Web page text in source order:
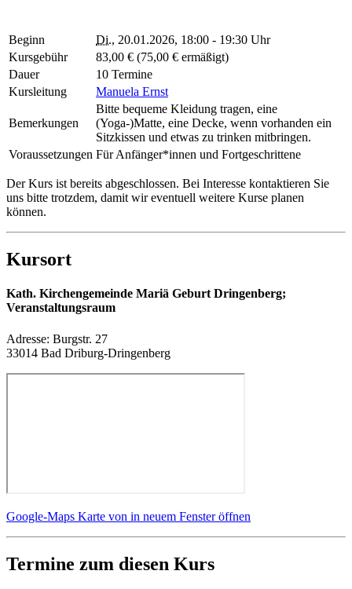
Beginn Di., 20.01.2026, 18:00 - 19:30 Uhr
Kursgebühr
83,00 € (75,00 € ermäßigt)
Dauer
10 Termine
Kursleitung
Manuela Ernst
Bemerkungen
Bitte bequeme Kleidung tragen, eine
(Yoga-)Matte, eine Decke, wenn vorhanden ein
Sitzkissen und etwas zu trinken mitbringen.
Voraussetzungen Für Anfänger*innen und Fortgeschrittene
Der Kurs ist bereits abgeschlossen. Bei Interesse kontaktieren Sie
uns bitte trotzdem, damit wir eventuell weitere Kurse planen
können.
Kursort
Kath. Kirchengemeinde Mariä Geburt Dringenberg;
Veranstaltungsraum
Adresse: Burgstr. 27
33014 Bad Driburg-Dringenberg
Google-Maps Karte von in neuem Fenster öffnen
Termine zum diesen Kurs